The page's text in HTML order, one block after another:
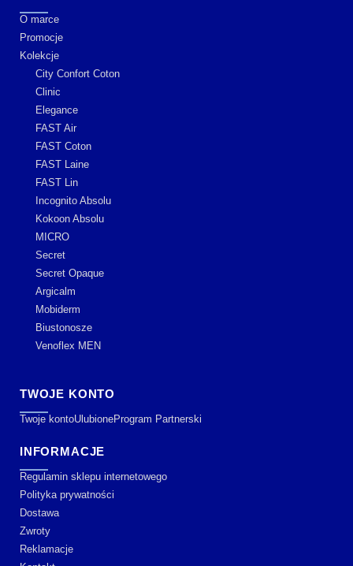
O marce
Promocje
Kolekcje
City Confort Coton
Clinic
Elegance
FAST Air
FAST Coton
FAST Laine
FAST Lin
Incognito Absolu
Kokoon Absolu
MICRO
Secret
Secret Opaque
Argicalm
Mobiderm
Biustonosze
Venoflex MEN
TWOJE KONTO
Twoje kontoUlubioneProgram Partnerski
INFORMACJE
Regulamin sklepu internetowego
Polityka prywatności
Dostawa
Zwroty
Reklamacje